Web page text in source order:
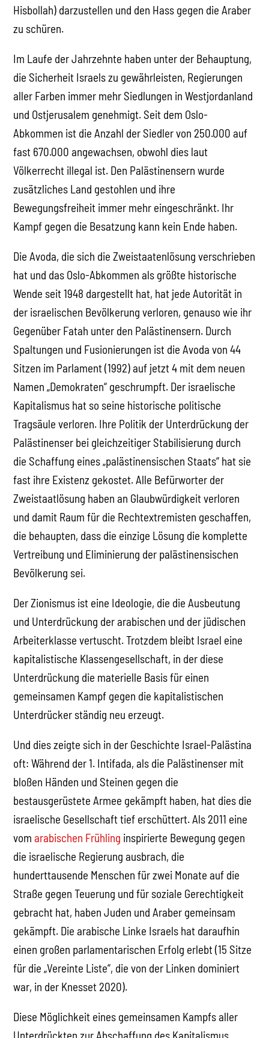
Hisbollah) darzustellen und den Hass gegen die Araber
zu schüren.
Im Laufe der Jahrzehnte haben unter der Behauptung,
die Sicherheit Israels zu gewährleisten, Regierungen
aller Farben immer mehr Siedlungen in Westjordanland
und Ostjerusalem genehmigt. Seit dem Oslo-
Abkommen ist die Anzahl der Siedler von 250.000 auf
fast 670.000 angewachsen, obwohl dies laut
Völkerrecht illegal ist. Den Palästinensern wurde
zusätzliches Land gestohlen und ihre
Bewegungsfreiheit immer mehr eingeschränkt. Ihr
Kampf gegen die Besatzung kann kein Ende haben.
Die Avoda, die sich die Zweistaatenlösung verschrieben
hat und das Oslo-Abkommen als größte historische
Wende seit 1948 dargestellt hat, hat jede Autorität in
der israelischen Bevölkerung verloren, genauso wie ihr
Gegenüber Fatah unter den Palästinensern. Durch
Spaltungen und Fusionierungen ist die Avoda von 44
Sitzen im Parlament (1992) auf jetzt 4 mit dem neuen
Namen „Demokraten“ geschrumpft. Der israelische
Kapitalismus hat so seine historische politische
Tragsäule verloren. Ihre Politik der Unterdrückung der
Palästinenser bei gleichzeitiger Stabilisierung durch
die Schaffung eines „palästinensischen Staats“ hat sie
fast ihre Existenz gekostet. Alle Befürworter der
Zweistaatlösung haben an Glaubwürdigkeit verloren
und damit Raum für die Rechtextremisten geschaffen,
die behaupten, dass die einzige Lösung die komplette
Vertreibung und Eliminierung der palästinensischen
Bevölkerung sei.
Der Zionismus ist eine Ideologie, die die Ausbeutung
und Unterdrückung der arabischen und der jüdischen
Arbeiterklasse vertuscht. Trotzdem bleibt Israel eine
kapitalistische Klassengesellschaft, in der diese
Unterdrückung die materielle Basis für einen
gemeinsamen Kampf gegen die kapitalistischen
Unterdrücker ständig neu erzeugt.
Und dies zeigte sich in der Geschichte Israel-Palästina
oft: Während der 1. Intifada, als die Palästinenser mit
bloßen Händen und Steinen gegen die
bestausgerüstete Armee gekämpft haben, hat dies die
israelische Gesellschaft tief erschüttert. Als 2011 eine
vomarabischen Frühling inspirierte Bewegung gegen
die israelische Regierung ausbrach, die
hunderttausende Menschen für zwei Monate auf die
Straße gegen Teuerung und für soziale Gerechtigkeit
gebracht hat, haben Juden und Araber gemeinsam
gekämpft. Die arabische Linke Israels hat daraufhin
einen großen parlamentarischen Erfolg erlebt (15 Sitze
für die „Vereinte Liste“, die von der Linken dominiert
war, in der Knesset 2020).
Diese Möglichkeit eines gemeinsamen Kampfs aller
Unterdrückten zur Abschaffung des Kapitalismus